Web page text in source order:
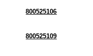
800525106
800525109